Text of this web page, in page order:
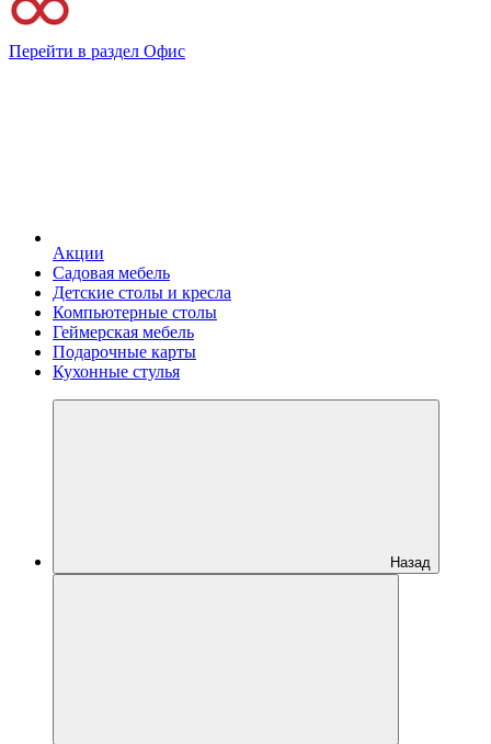
Перейти в раздел Офис
Акции
Садовая мебель
Детские столы и кресла
Компьютерные столы
Геймерская мебель
Подарочные карты
Кухонные стулья
Назад